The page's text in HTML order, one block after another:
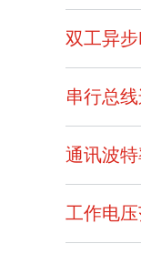
双工异
串行总
通讯波
工作电